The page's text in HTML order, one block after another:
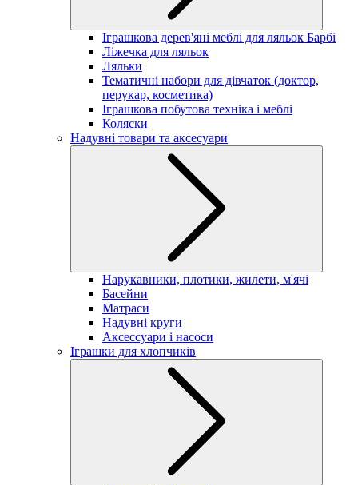
Іграшкова дерев'яні меблі для ляльок Барбі
Ліжечка для ляльок
Ляльки
Тематичні набори для дівчаток (доктор,
перукар, косметика)
Іграшкова побутова техніка і меблі
Коляски
Надувні товари та аксесуари
Нарукавники, плотики, жилети, м'ячі
Басейни
Матраси
Надувні круги
Аксессуари і насоси
Іграшки для хлопчиків